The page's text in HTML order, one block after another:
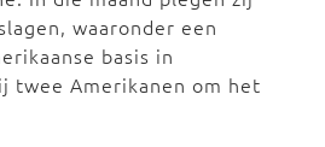
waaronder een
basis in
twee Amerikanen om het